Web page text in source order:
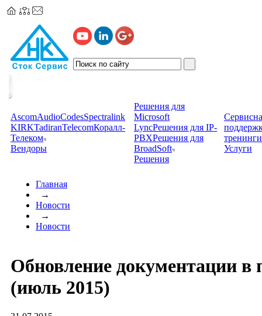
AscomAudioCodesSpectralink
KIRKTadiranTelecomКоралл-
Телеком
Вендоры
Решения для
Microsoft
LyncРешения для IP-
PBXРешения для
BroadSoft
Решения
тренинги
Услуги
Главная
→
Новости
→
Новости
Обновление документации в
(июль 2015)